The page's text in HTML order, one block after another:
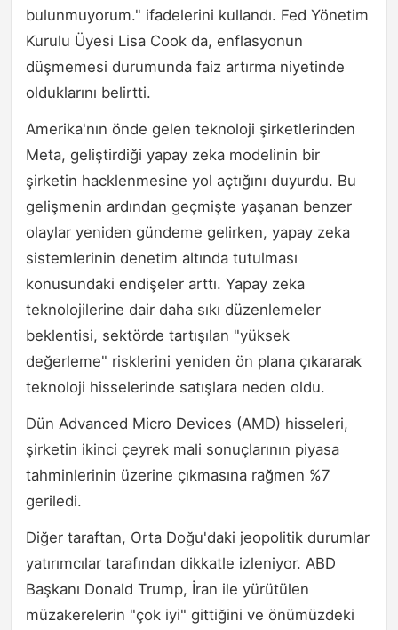
bulunmuyorum." ifadelerini kullandı. Fed Yönetim
Kurulu Üyesi Lisa Cook da, enflasyonun
düşmemesi durumunda faiz artırma niyetinde
olduklarını belirtti.
Amerika'nın önde gelen teknoloji şirketlerinden
Meta, geliştirdiği yapay zeka modelinin bir
şirketin hacklenmesine yol açtığını duyurdu. Bu
gelişmenin ardından geçmişte yaşanan benzer
olaylar yeniden gündeme gelirken, yapay zeka
sistemlerinin denetim altında tutulması
konusundaki endişeler arttı. Yapay zeka
teknolojilerine dair daha sıkı düzenlemeler
beklentisi, sektörde tartışılan "yüksek
değerleme" risklerini yeniden ön plana çıkararak
teknoloji hisselerinde satışlara neden oldu.
Dün Advanced Micro Devices (AMD) hisseleri,
şirketin ikinci çeyrek mali sonuçlarının piyasa
tahminlerinin üzerine çıkmasına rağmen %7
geriledi.
Diğer taraftan, Orta Doğu'daki jeopolitik durumlar
yatırımcılar tarafından dikkatle izleniyor. ABD
Başkanı Donald Trump, İran ile yürütülen
müzakerelerin "çok iyi" gittiğini ve önümüzdeki